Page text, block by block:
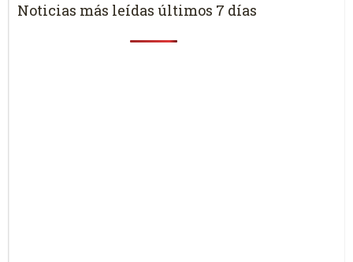
Noticias más leídas últimos 7 días